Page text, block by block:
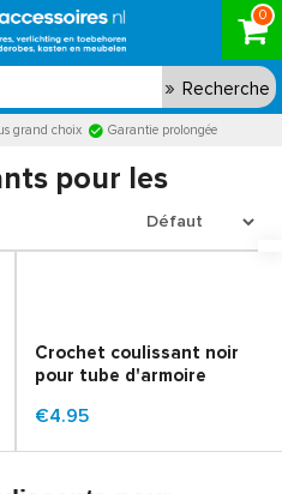
0
Recherche
grand choix Garantie prolongée
pour les
Crochet coulissant noir
pour tube d'armoire
€4.95